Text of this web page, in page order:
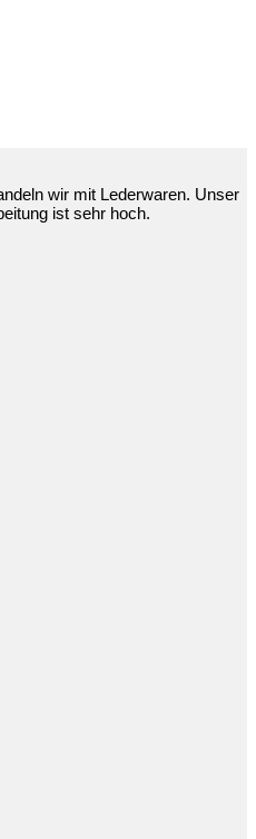
wir mit Lederwaren. Unser
ist sehr hoch.